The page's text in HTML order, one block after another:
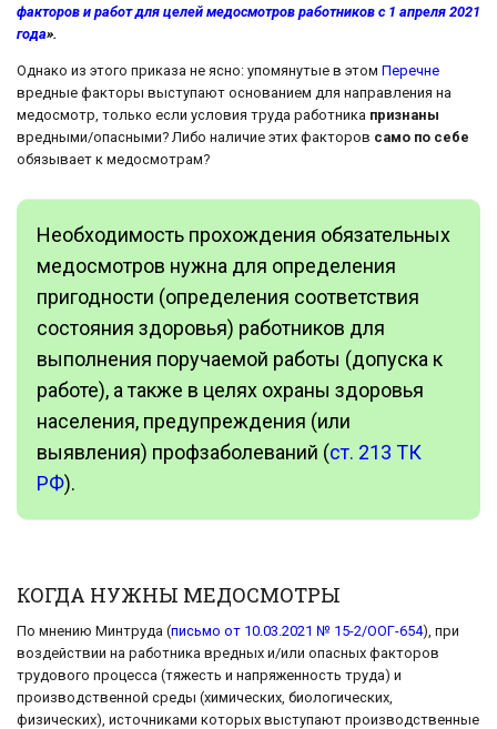
факторов и работ для целей медосмотров работников с 1 апреля 2021
года».
Однако из этого приказа не ясно: упомянутые в этом Перечне
вредные факторы выступают основанием для направления на
медосмотр, только если условия труда работника признаны
вредными/опасными? Либо наличие этих факторов само по себе
обязывает к медосмотрам?
Необходимость прохождения обязательных
медосмотров нужна для определения
пригодности (определения соответствия
состояния здоровья) работников для
выполнения поручаемой работы (допуска к
работе), а также в целях охраны здоровья
населения, предупреждения (или
выявления) профзаболеваний (ст. 213 ТК
РФ).
КОГДА НУЖНЫ МЕДОСМОТРЫ
По мнению Минтруда (письмо от 10.03.2021 № 15-2/ООГ-654), при
воздействии на работника вредных и/или опасных факторов
трудового процесса (тяжесть и напряженность труда) и
производственной среды (химических, биологических,
физических), источниками которых выступают производственные